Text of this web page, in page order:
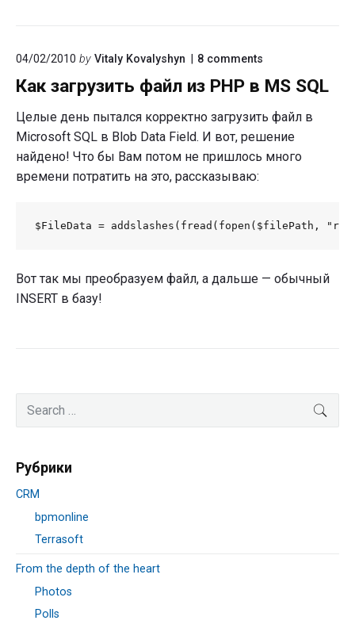
04/02/2010 by Vitaly Kovalyshyn 8 comments
загрузить
из
в
MS
Как загрузить файл из PHP в MS SQL
Целые день пытался корректно загрузить файл в
Microsoft SQL в Blob Data Field. И вот, решение
найдено! Что бы Вам потом не пришлось много
времени потратить на это, рассказываю:
Вот так мы преобразуем файл, а дальше — обычный
INSERT в базу!
Sidebar
for:
Рубрики
CRM
bpmonline
Terrasoft
From the depth of the heart
Photos
Polls